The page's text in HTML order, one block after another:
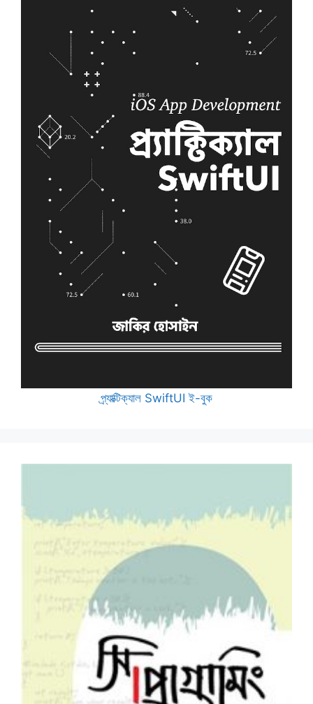
প্র্যাক্টিক্যাল SwiftUI ই-বুক